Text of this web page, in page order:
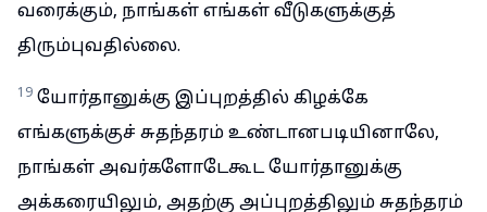
வரைக்கும், நாங்கள் எங்கள் வீடுகளுக்குத்
திரும்புவதில்லை.
19 யோர்தானுக்கு இப்புறத்தில் கிழக்கே
எங்களுக்குச் சுதந்தரம் உண்டானபடியினாலே,
நாங்கள் அவர்களோடேகூட யோர்தானுக்கு
அக்கரையிலும், அதற்கு அப்புறத்திலும் சுதந்தரம்